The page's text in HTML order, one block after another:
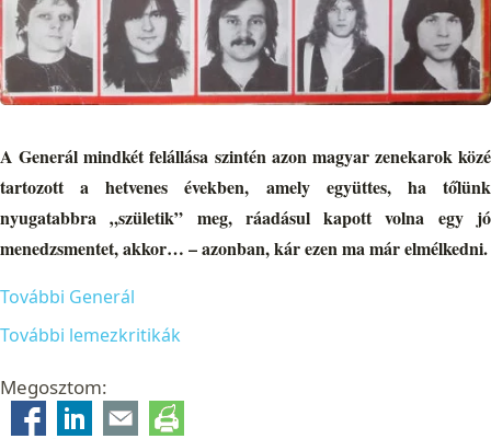
A Generál mindkét felállása szintén azon magyar zenekarok közé
tartozott a hetvenes években, amely együttes, ha tőlünk
nyugatabbra „születik” meg, ráadásul kapott volna egy jó
menedzsmentet, akkor… – azonban, kár ezen ma már elmélkedni.
További Generál
További lemezkritikák
Megosztom: